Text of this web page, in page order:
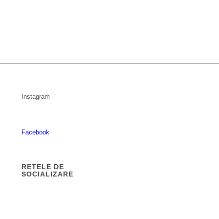
Instagram
Facebook
RETELE DE
SOCIALIZARE